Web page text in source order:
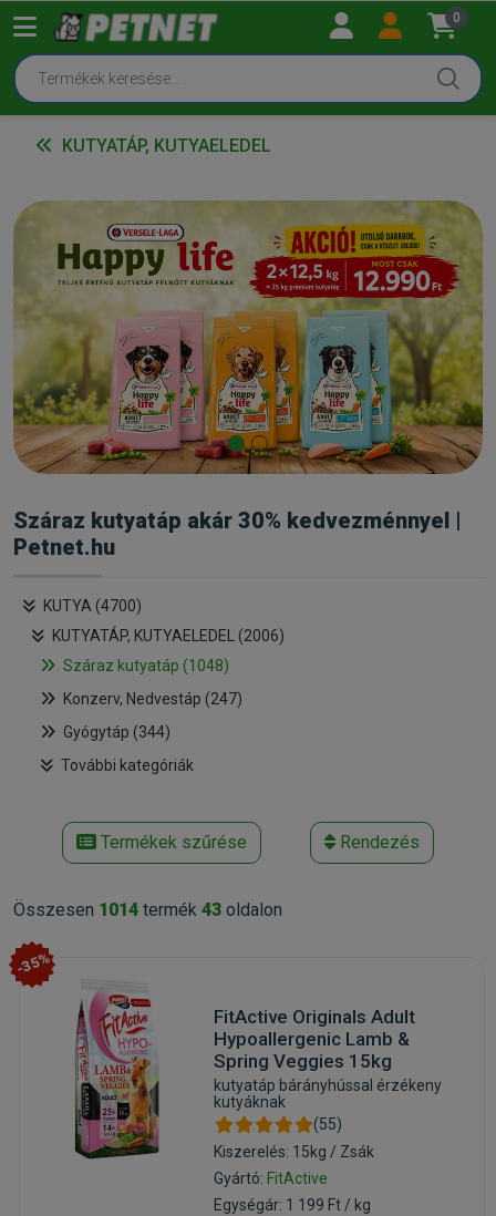
0
KUTYATÁP, KUTYAELEDEL
Száraz kutyatáp akár 30% kedvezménnyel |
Petnet.hu
KUTYA (4700)
KUTYATÁP, KUTYAELEDEL (2006)
Száraz kutyatáp (1048)
Konzerv, Nedvestáp (247)
Gyógytáp (344)
További kategóriák
Termékek szűrése Rendezés
Összesen 1014 termék 43 oldalon
-35%
FitActive Originals Adult
Hypoallergenic Lamb &
Spring Veggies 15kg
kutyatáp bárányhússal érzékeny
kutyáknak
(55)
Kiszerelés: 15kg / Zsák
Gyártó: FitActive
Egységár: 1 199 Ft / kg